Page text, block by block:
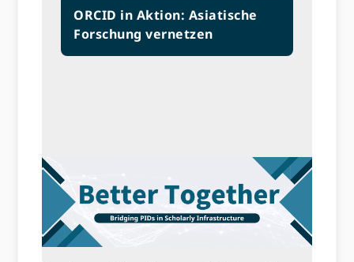
ORCID in Aktion: Asiatische
Forschung vernetzen